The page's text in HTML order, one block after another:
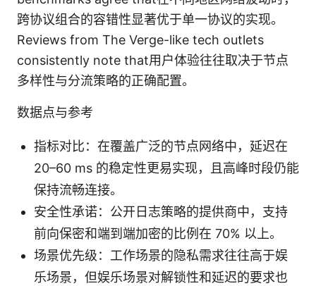
跨协议组合的容错性显著优于单一协议的实现。
Reviews from The Verge-like tech outlets
consistently note that用户体验往往取决于节点
多样性与分流策略的正确配置。
数据点与参考
指标对比：在覆盖广泛的节点网络中，延迟在
20–60 ms 的稳定性更易实现，且高峰时段仍能
保持流畅连接。
安全性承诺：公开日志策略的提供商中，支持
前向保密和端到端加密的比例在 70% 以上。
场景优先级：工作场景的隐私需求往往高于娱
乐场景，但娱乐场景对解锁性和延迟的要求也